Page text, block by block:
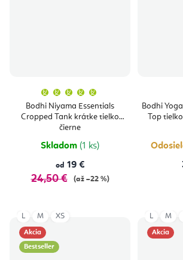
Bodhi Niyama Essentials
Cropped Tank krátke tielko
čierne
produktu
je
5,0
Skladom (1 ks)
od 19 €
24,50 € (až –22 %)
Bodhi
Top
Akcia
Bestseller
L M XS
Akcia
L M